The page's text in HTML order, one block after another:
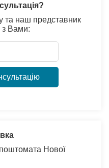
та наш представник
з Вами:
поштомата Нової